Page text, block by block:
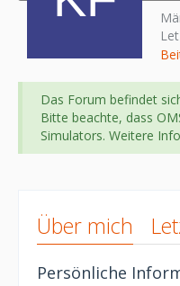
Das Forum befindet
Bitte beachte, dass
Simulators. Weitere
Über mich
Persönliche